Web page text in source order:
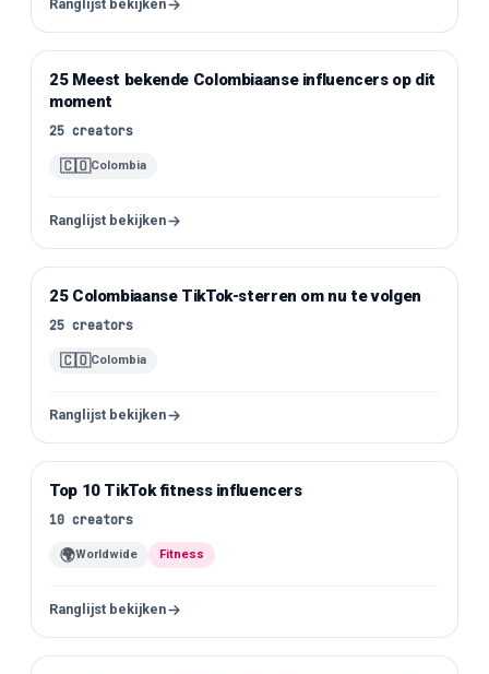
Ranglijst bekijken
Instagram
25 Meest bekende Colombiaanse influencers op dit
moment
25 creators
🇨🇴Colombia
Ranglijst bekijken
TikTok
25 Colombiaanse TikTok-sterren om nu te volgen
25 creators
🇨🇴Colombia
Ranglijst bekijken
TikTok
Top 10 TikTok fitness influencers
10 creators
🌍Worldwide Fitness
Ranglijst bekijken